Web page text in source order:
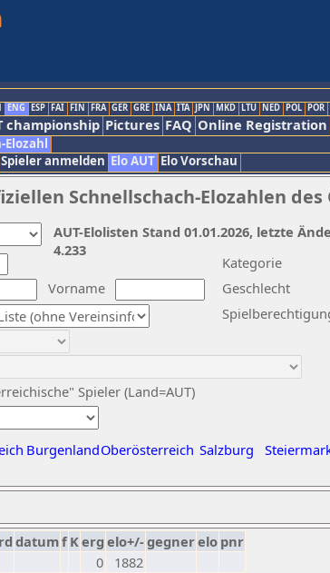
ENG ESP FAI FIN FRA GER GRE INA ITA JPN MKD LTU NED POL POR
championship Pictures FAQ Online Registration
Elozahl
Spieler anmelden Elo AUT Elo Vorschau
Schnellschach-Elozahlen des
Vorname
Kategorie
Geschlecht
Spieler (Land=AUT)
BurgenlandOberösterreich Salzburg
AUT-Elolisten Stand 01.01.2026, letzte
4.233
rd datumf Kerg elo+/-gegnerelo pnr
0
1882